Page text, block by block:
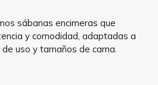
sábanas encimeras que
y comodidad, adaptadas a
uso y tamaños de cama.